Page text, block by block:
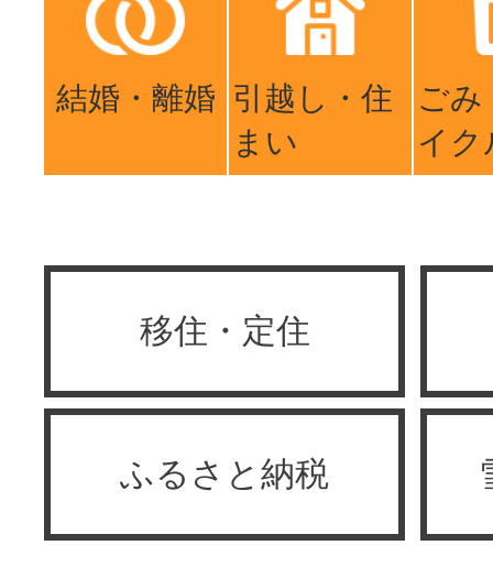
結婚・離婚 引越し・住
まい
ごみ
イク
移住・定住
ふるさと納税